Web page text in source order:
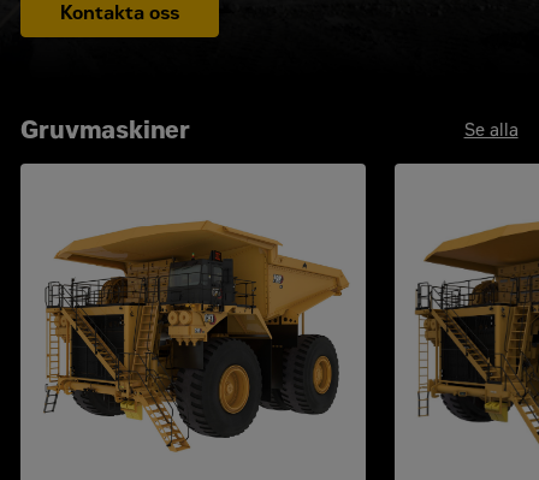
Kontakta oss
Gruvmaskiner Se alla